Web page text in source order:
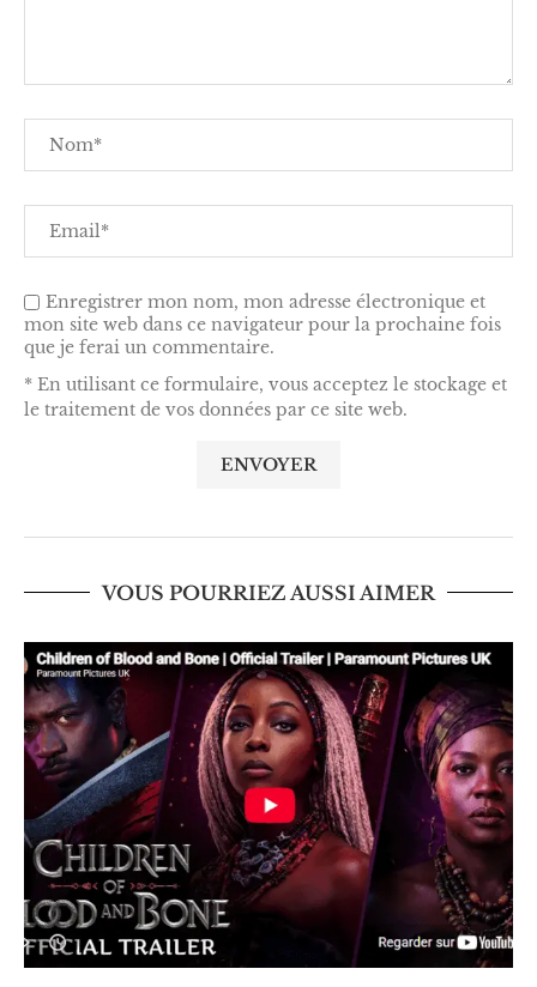
Enregistrer mon nom, mon adresse électronique et
mon site web dans ce navigateur pour la prochaine fois
que je ferai un commentaire.
* En utilisant ce formulaire, vous acceptez le stockage et
le traitement de vos données par ce site web.
VOUS POURRIEZ AUSSI AIMER